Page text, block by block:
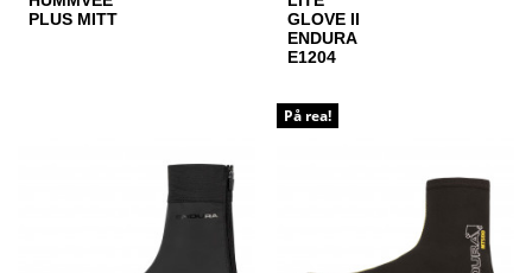
PLUS MITT
GLOVE II
ENDURA
E1204
På rea!